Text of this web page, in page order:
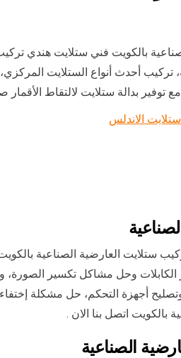
بالكويت فني ستلايت هندي
تركيب أحدث أنواع الستلايت
ستلايت لالتقاط الأقمار صناعية، خدمتنا
الاندلس
ستلايت العارضية الصناعية
الكابلات وحل مشاكل تكسير
وتصليح أجهزة التحكم، حل مشكلة
اتصل بنا الان .
الصناعية